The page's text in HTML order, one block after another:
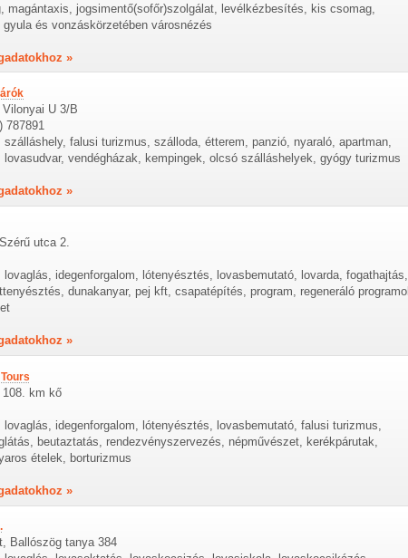
magántaxis, jogsimentő(sofőr)szolgálat, levélkézbesítés, kis csomag,
és vonzáskörzetében városnézés
»
U 3/B
787891
szálláshely, falusi turizmus, szálloda, étterem, panzió, nyaraló, apartman,
lovasudvar, vendégházak, kempingek, olcsó szálláshelyek, gyógy turizmus
»
utca 2.
lovaglás, idegenforgalom, lótenyésztés, lovasbemutató, lovarda, fogathajtás,
dunakanyar, pej kft, csapatépítés, program, regeneráló
»
108. km kő
lovaglás, idegenforgalom, lótenyésztés, lovasbemutató, falusi turizmus,
beutaztatás, rendezvényszervezés, népművészet, kerékpárutak,
ételek, borturizmus
»
Ballószög tanya 384